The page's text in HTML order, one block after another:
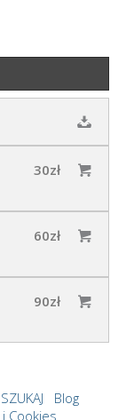
30zł
60zł
90zł
Blog
Cookies